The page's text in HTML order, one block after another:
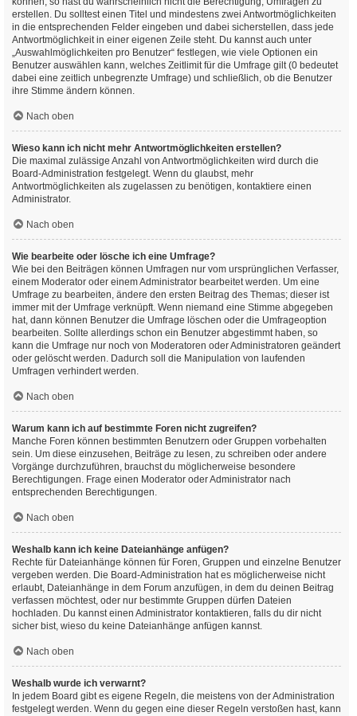
erstellen. Du solltest einen Titel und mindestens zwei Antwortmöglichkeiten
in die entsprechenden Felder eingeben und dabei sicherstellen, dass jede
Antwortmöglichkeit in einer eigenen Zeile steht. Du kannst auch unter
„Auswahlmöglichkeiten pro Benutzer“ festlegen, wie viele Optionen ein
Benutzer auswählen kann, welches Zeitlimit für die Umfrage gilt (0 bedeutet
dabei eine zeitlich unbegrenzte Umfrage) und schließlich, ob die Benutzer
ihre Stimme ändern können.
Nach oben
Wieso kann ich nicht mehr Antwortmöglichkeiten erstellen?
Die maximal zulässige Anzahl von Antwortmöglichkeiten wird durch die
Board-Administration festgelegt. Wenn du glaubst, mehr
Antwortmöglichkeiten als zugelassen zu benötigen, kontaktiere einen
Administrator.
Nach oben
Wie bearbeite oder lösche ich eine Umfrage?
Wie bei den Beiträgen können Umfragen nur vom ursprünglichen Verfasser,
einem Moderator oder einem Administrator bearbeitet werden. Um eine
Umfrage zu bearbeiten, ändere den ersten Beitrag des Themas; dieser ist
immer mit der Umfrage verknüpft. Wenn niemand eine Stimme abgegeben
hat, dann können Benutzer die Umfrage löschen oder die Umfrageoption
bearbeiten. Sollte allerdings schon ein Benutzer abgestimmt haben, so
kann die Umfrage nur noch von Moderatoren oder Administratoren geändert
oder gelöscht werden. Dadurch soll die Manipulation von laufenden
Umfragen verhindert werden.
Nach oben
Warum kann ich auf bestimmte Foren nicht zugreifen?
Manche Foren können bestimmten Benutzern oder Gruppen vorbehalten
sein. Um diese einzusehen, Beiträge zu lesen, zu schreiben oder andere
Vorgänge durchzuführen, brauchst du möglicherweise besondere
Berechtigungen. Frage einen Moderator oder Administrator nach
entsprechenden Berechtigungen.
Nach oben
Weshalb kann ich keine Dateianhänge anfügen?
Rechte für Dateianhänge können für Foren, Gruppen und einzelne Benutzer
vergeben werden. Die Board-Administration hat es möglicherweise nicht
erlaubt, Dateianhänge in dem Forum anzufügen, in dem du deinen Beitrag
verfassen möchtest, oder nur bestimmte Gruppen dürfen Dateien
hochladen. Du kannst einen Administrator kontaktieren, falls du dir nicht
sicher bist, wieso du keine Dateianhänge anfügen kannst.
Nach oben
Weshalb wurde ich verwarnt?
In jedem Board gibt es eigene Regeln, die meistens von der Administration
festgelegt werden. Wenn du gegen eine dieser Regeln verstoßen hast, kann